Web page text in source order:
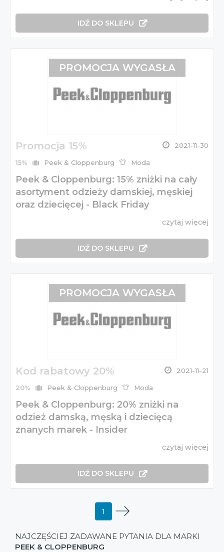
IDŹ DO SKLEPU
Promocja 15% 2021-11-30
15% Peek & Cloppenburg Moda
Peek & Cloppenburg: 15% zniżki na cały
asortyment odzieży damskiej, męskiej
oraz dziecięcej - Black Friday
czytaj więcej
IDŹ DO SKLEPU
PROMOCJA WYGASŁA
Kod rabatowy 20% 2021-11-21
20% Peek & Cloppenburg Moda
Peek & Cloppenburg: 20% zniżki na
odzież damską, męską i dziecięcą
znanych marek - Insider
czytaj więcej
IDŹ DO SKLEPU
PROMOCJA WYGASŁA
1
NAJCZĘŚCIEJ ZADAWANE PYTANIA DLA MARKI
PEEK & CLOPPENBURG